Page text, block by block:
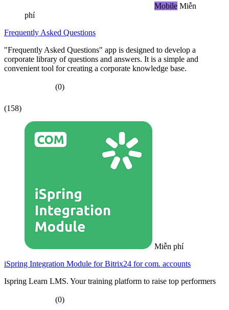
Mobile Miễn
phí
Frequently Asked Questions
"Frequently Asked Questions" app is designed to develop a
corporate library of questions and answers. It is a simple and
convenient tool for creating a corporate knowledge base.
(0)
(158)
Miễn phí
iSpring Integration Module for Bitrix24 for com. accounts
Ispring Learn LMS. Your training platform to raise top performers
(0)